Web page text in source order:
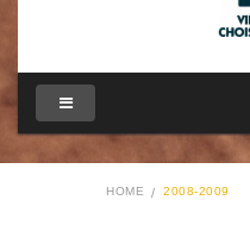
HOME 2008-2009